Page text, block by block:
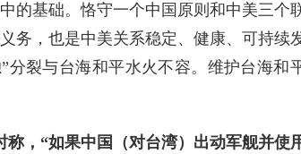
的基础。恪守一个中国原则和中美三个
务，也是中美关系稳定、健康、可持续
分裂与台海和平水火不容。维护台海和
，“如果中国（对台湾）出动军舰并使